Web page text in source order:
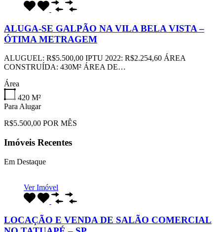
ALUGA-SE GALPÃO NA VILA BELA VISTA –
ÓTIMA METRAGEM
ALUGUEL: R$5.500,00 IPTU 2022: R$2.254,60 ÁREA
CONSTRUÍDA: 430M² ÁREA DE…
Área
420 M²
Para Alugar
R$5.500,00 POR MÊS
Imóveis Recentes
Em Destaque
Ver Imóvel
LOCAÇÃO E VENDA DE SALÃO COMERCIAL